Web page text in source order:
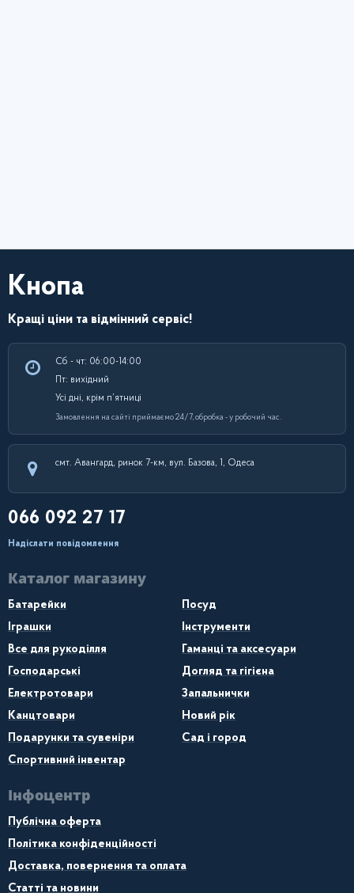
Кнопа
Кращі ціни та відмінний сервіс!
Сб - чт: 06:00-14:00
Пт: вихідний
Усі дні, крім п’ятниці
Замовлення на сайті приймаємо 24/7, обробка - у робочий час.
смт. Авангард, ринок 7-км, вул. Базова, 1, Одеса
066 092 27 17
Надіслати повідомлення
Каталог магазину
Батарейки
Посуд
Іграшки
Інструменти
Все для рукоділля
Гаманці та аксесуари
Господарські
Догляд та гігієна
Електротовари
Запальнички
Канцтовари
Новий рік
Подарунки та сувеніри
Сад і город
Спортивний інвентар
Інфоцентр
Публічна оферта
Політика конфіденційності
Доставка, повернення та оплата
Статті та новини